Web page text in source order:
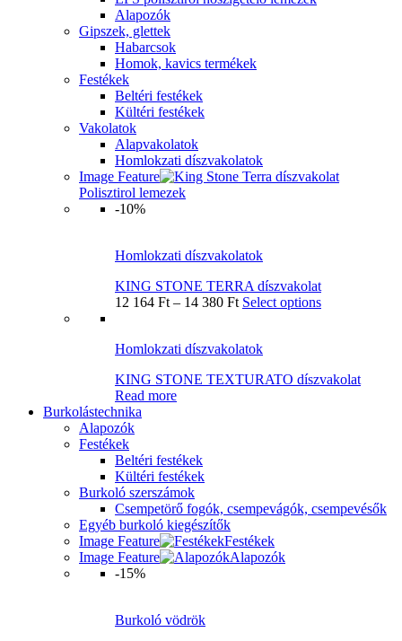
Alapozók
Gipszek, glettek
Habarcsok
Homok, kavics termékek
Festékek
Beltéri festékek
Kültéri festékek
Vakolatok
Alapvakolatok
Homlokzati díszvakolatok
Image Feature
Polisztirol lemezek
-10%
Homlokzati díszvakolatok
KING STONE TERRA díszvakolat
12 164 Ft – 14 380 Ft Select options
Homlokzati díszvakolatok
KING STONE TEXTURATO díszvakolat
Read more
Burkolástechnika
Alapozók
Festékek
Beltéri festékek
Kültéri festékek
Burkoló szerszámok
Csempetörő fogók, csempevágók, csempevésők
Egyéb burkoló kiegészítők
Image Feature
Festékek
Image Feature
Alapozók
-15%
Burkoló vödrök